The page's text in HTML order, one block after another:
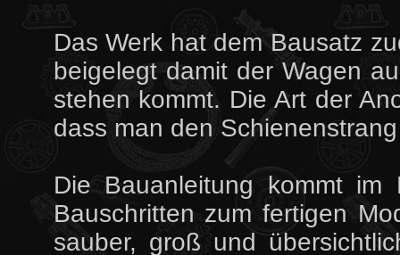
Das Werk hat dem Bausatz
beigelegt damit der Wagen
stehen kommt. Die Art der
dass man den
Die Bauanleitung kommt
Bauschritten zum fertigen
sauber, groß und